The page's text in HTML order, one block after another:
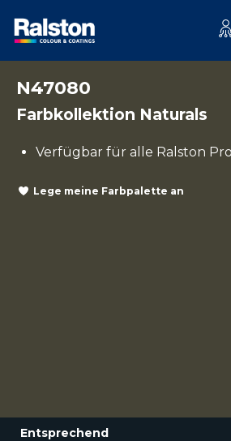
N47080
Farbkollektion Naturals
Verfügbar für alle Ralston
Lege meine Farbpalette an
Entsprechend